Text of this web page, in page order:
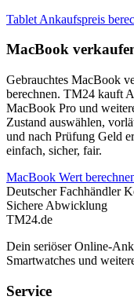
Tablet Ankaufspreis
MacBook
Gebrauchtes MacBook
berechnen. TM24 kauft
MacBook Pro und
Zustand auswählen,
und nach Prüfung Geld
einfach, sicher, fair.
MacBook Wert
Deutscher Fachhändler
Sichere Abwicklung
TM24.de
Dein seriöser Online-
Smartwatches und
Service